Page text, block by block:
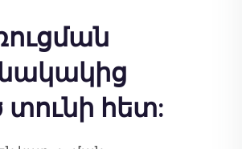
հետ: